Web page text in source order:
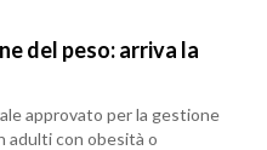
del peso: arriva la
approvato per la gestione
adulti con obesità o